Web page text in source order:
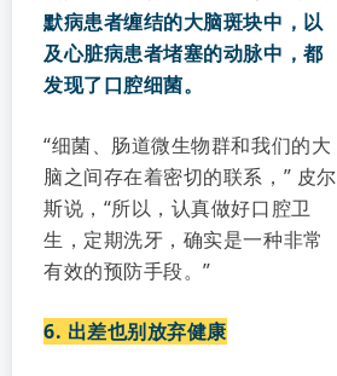
默病患者缠结的大脑斑块中，以
及心脏病患者堵塞的动脉中，都
发现了口腔细菌。
“细菌、肠道微生物群和我们的大
脑之间存在着密切的联系，” 皮尔
斯说，“所以，认真做好口腔卫
生，定期洗牙，确实是一种非常
有效的预防手段。”
6. 出差也别放弃健康